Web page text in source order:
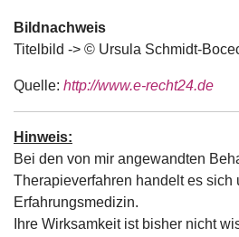
Bildnachweis
Titelbild -> © Ursula Schmidt-
Quelle: http://www.e-recht24.de
Hinweis:
Bei den von mir angewandten
Therapieverfahren handelt es sich
Erfahrungsmedizin.
Ihre Wirksamkeit ist bisher nicht